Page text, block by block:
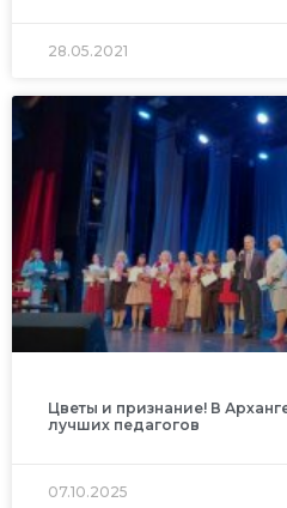
28.05.2021
Цветы и признание! В
лучших педагогов
07.10.2025